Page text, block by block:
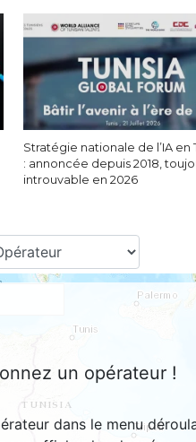
Stratégie nationale de l’IA en
: annoncée depuis 2018,
introuvable en 2026